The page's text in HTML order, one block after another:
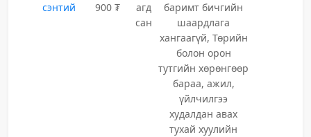
сэнтий
900 ₮
агд
сан
баримт бичгийн
шаардлага
хангаагүй, Төрийн
болон орон
тутгийн хөрөнгөөр
бараа, ажил,
үйлчилгээ
худалдан авах
тухай хуулийн